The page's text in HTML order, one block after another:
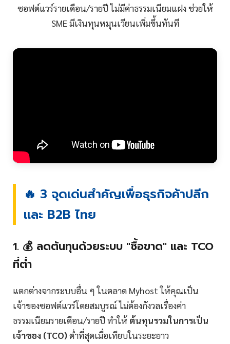
ซอฟต์แวร์รายเดือน/รายปี ไม่มีค่าธรรมเนียมแฝง ช่วยให้
SME มีเงินทุนหมุนเวียนเพิ่มขึ้นทันที
🔥 3 จุดเด่นสำคัญเพื่อธุรกิจค้าปลีก
และ B2B ไทย
1. 💰 ลดต้นทุนด้วยระบบ "ซื้อขาด" และ TCO
ที่ต่ำ
แตกต่างจากระบบอื่น ๆ ในตลาด Myhost ให้คุณเป็น
เจ้าของซอฟต์แวร์โดยสมบูรณ์ ไม่ต้องกังวลเรื่องค่า
ธรรมเนียมรายเดือน/รายปี ทำให้ ต้นทุนรวมในการเป็น
เจ้าของ (TCO)ต่ำที่สุดเมื่อเทียบในระยะยาว